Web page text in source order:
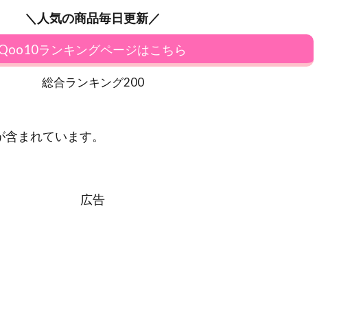
＼人気の商品毎日更新／
ランキングページはこちら
総合ランキング200
まれています。
広告